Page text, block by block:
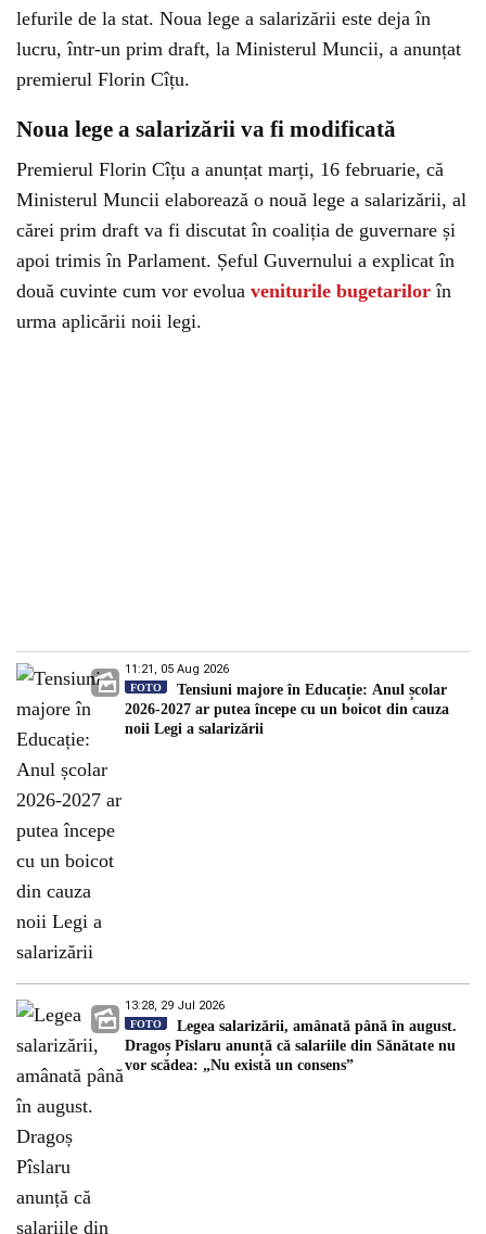
lefurile de la stat. Noua lege a salarizării este deja în
lucru, într-un prim draft, la Ministerul Muncii, a anunțat
premierul Florin Cîțu.
Noua lege a salarizării va fi modificată
Premierul Florin Cîțu a anunțat marți, 16 februarie, că
Ministerul Muncii elaborează o nouă lege a salarizării, al
cărei prim draft va fi discutat în coaliția de guvernare și
apoi trimis în Parlament. Șeful Guvernului a explicat în
două cuvinte cum vor evolua veniturile bugetarilor în
urma aplicării noii legi.
11:21, 05 Aug 2026
FOTO
Tensiuni majore în Educație: Anul școlar
2026-2027 ar putea începe cu un boicot din cauza
noii Legi a salarizării
13:28, 29 Jul 2026
FOTO
Legea salarizării, amânată până în august.
Dragoș Pîslaru anunță că salariile din Sănătate nu
vor scădea: „Nu există un consens”